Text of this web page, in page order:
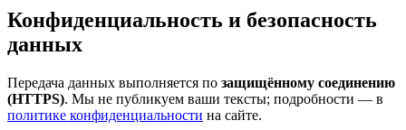
Конфиденциальность и безопасность
данных
Передача данных выполняется по защищённому соединению
(HTTPS). Мы не публикуем ваши тексты; подробности — в
политике конфиденциальности на сайте.